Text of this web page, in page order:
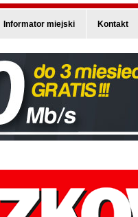
Informator miejski Kontakt